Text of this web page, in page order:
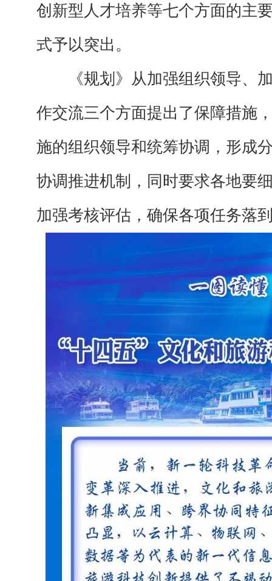
创新型人才培养等七个方面的主
式予以突出。
《规划》从加强组织领导、加
作交流三个方面提出了保障措施
施的组织领导和统筹协调，形成
协调推进机制，同时要求各地要
加强考核评估，确保各项任务落